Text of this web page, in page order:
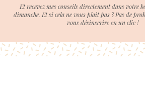
Et recevez mes conseils directement dans votre
dimanche. Et si cela ne vous plait pas ? Pas de
vous désinscrire en un clic !